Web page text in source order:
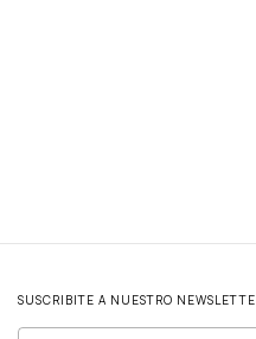
SUSCRIBITE A NUESTRO